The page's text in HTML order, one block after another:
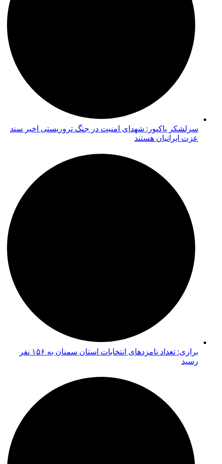
سرلشکر پاکپور: شهدای امنیت در جنگ تروریستی اخیر سند
عزت ایرانیان هستند
براری: تعداد نامزدهای انتخابات استان سمنان به ۱۵۶ نفر
رسید